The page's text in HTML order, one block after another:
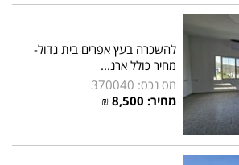
להשכרה בעץ אפרים בית גדול-
מחיר כולל ארנ...
מס נכס: 370040
מחיר: 8,500
₪